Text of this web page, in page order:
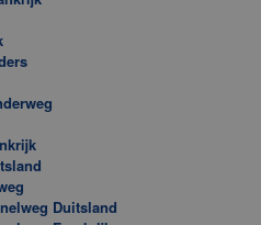
Duitsland